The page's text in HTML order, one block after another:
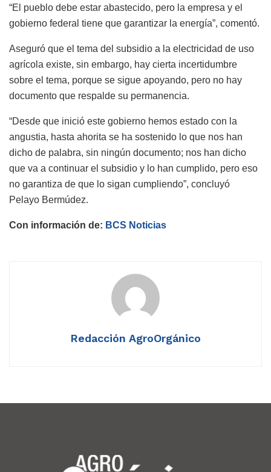
“El pueblo debe estar abastecido, pero la empresa y el
gobierno federal tiene que garantizar la energía”, comentó.
Aseguró que el tema del subsidio a la electricidad de uso
agrícola existe, sin embargo, hay cierta incertidumbre
sobre el tema, porque se sigue apoyando, pero no hay
documento que respalde su permanencia.
“Desde que inició este gobierno hemos estado con la
angustia, hasta ahorita se ha sostenido lo que nos han
dicho de palabra, sin ningún documento; nos han dicho
que va a continuar el subsidio y lo han cumplido, pero eso
no garantiza de que lo sigan cumpliendo”, concluyó
Pelayo Bermúdez.
Con información de: BCS Noticias
Redacción AgroOrgánico